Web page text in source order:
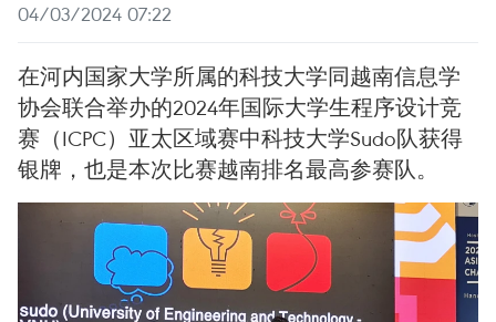
04/03/2024 07:22
在河内国家大学所属的科技大学同越南信息学
协会联合举办的2024年国际大学生程序设计竞
赛（ICPC）亚太区域赛中科技大学Sudo队获得
银牌，也是本次比赛越南排名最高参赛队。